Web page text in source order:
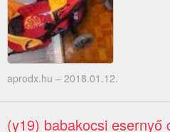
aprodx.hu – 2018.01.12.
(y19) babakocsi esernyő